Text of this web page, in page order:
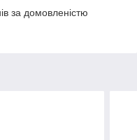
за домовленістю